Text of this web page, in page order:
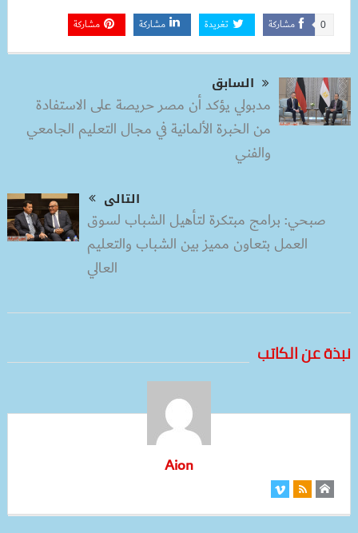
مشاركة 0 تغريدة مشاركة مشاركة
السابق
مدبولي يؤكد أن مصر حريصة على الاستفادة
من الخبرة الألمانية في مجال التعليم الجامعي
والفني
التالى
صبحي: برامج مبتكرة لتأهيل الشباب لسوق
العمل بتعاون مميز بين الشباب والتعليم
العالي
نبذة عن الكاتب
Aion